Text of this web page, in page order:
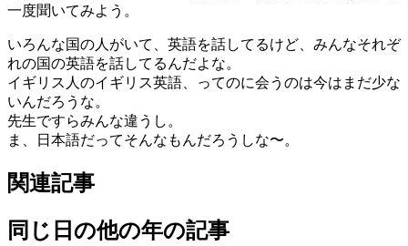
一度聞いてみよう。
いろんな国の人がいて、英語を話してるけど、みんなそれぞ
れの国の英語を話してるんだよな。
イギリス人のイギリス英語、ってのに会うのは今はまだ少な
いんだろうな。
先生ですらみんな違うし。
ま、日本語だってそんなもんだろうしな〜。
関連記事
同じ日の他の年の記事